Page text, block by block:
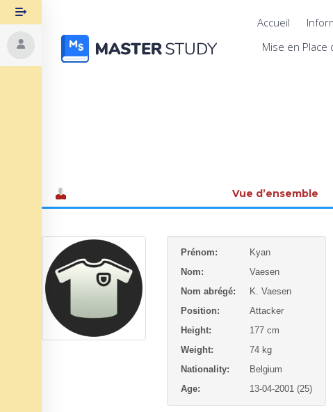
Accueil
Mise en
Vue d’ensemble
Prénom:
Kyan
Nom:
Vaesen
Nom abrégé:
K. Vaesen
Position:
Attacker
Height:
177 cm
Weight:
74 kg
Nationality:
Belgium
Age:
13-04-2001 (25)